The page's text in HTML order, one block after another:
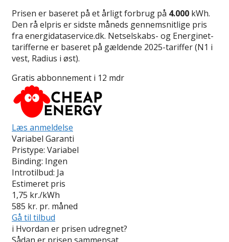
Prisen er baseret på et årligt forbrug på 4.000 kWh.
Den rå elpris er sidste måneds gennemsnitlige pris
fra energidataservice.dk. Netselskabs- og Energinet-
tarifferne er baseret på gældende 2025-tariffer (N1 i
vest, Radius i øst).
Gratis abbonnement i 12 mdr
Læs anmeldelse
Variabel Garanti
Pristype: Variabel
Binding: Ingen
Introtilbud: Ja
Estimeret pris
1,75 kr./kWh
585 kr. pr. måned
Gå til tilbud
i Hvordan er prisen udregnet?